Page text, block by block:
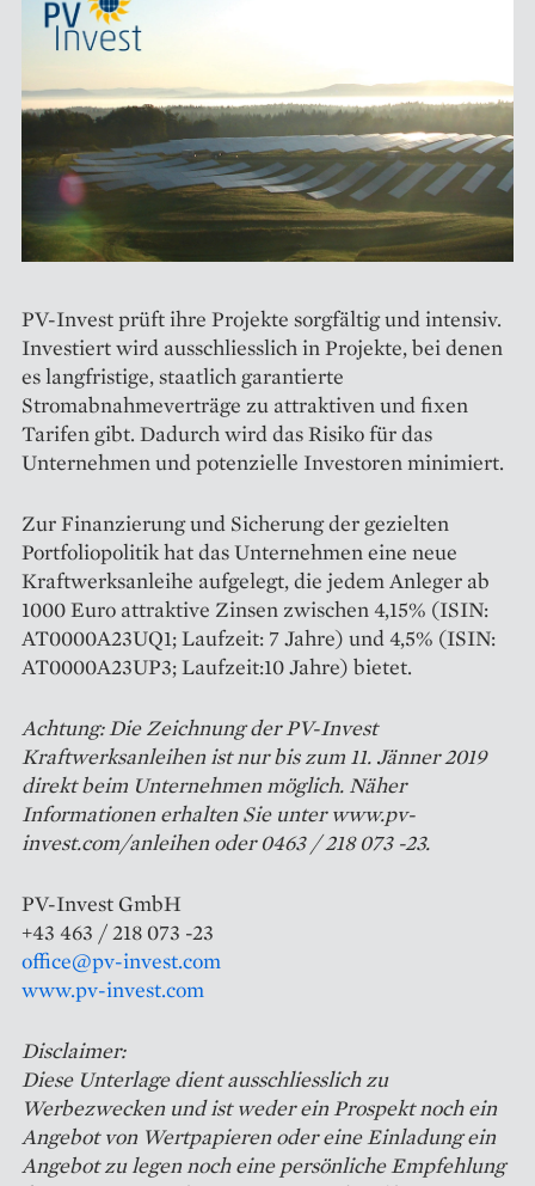
PV-Invest prüft ihre Projekte sorgfältig und intensiv.
Investiert wird ausschliesslich in Projekte, bei denen
es langfristige, staatlich garantierte
Stromabnahmeverträge zu attraktiven und fixen
Tarifen gibt. Dadurch wird das Risiko für das
Unternehmen und potenzielle Investoren minimiert.
Zur Finanzierung und Sicherung der gezielten
Portfoliopolitik hat das Unternehmen eine neue
Kraftwerksanleihe aufgelegt, die jedem Anleger ab
1000 Euro attraktive Zinsen zwischen 4,15% (ISIN:
AT0000A23UQ1; Laufzeit: 7 Jahre) und 4,5% (ISIN:
AT0000A23UP3; Laufzeit:10 Jahre) bietet.
Achtung: Die Zeichnung der PV-Invest
Kraftwerksanleihen ist nur bis zum 11. Jänner 2019
direkt beim Unternehmen möglich. Näher
Informationen erhalten Sie unter www.pv-
invest.com/anleihen oder 0463 / 218 073 -23.
PV-Invest GmbH
+43 463 / 218 073 -23
office@pv-invest.com
www.pv-invest.com
Disclaimer:
Diese Unterlage dient ausschliesslich zu
Werbezwecken und ist weder ein Prospekt noch ein
Angebot von Wertpapieren oder eine Einladung ein
Angebot zu legen noch eine persönliche Empfehlung